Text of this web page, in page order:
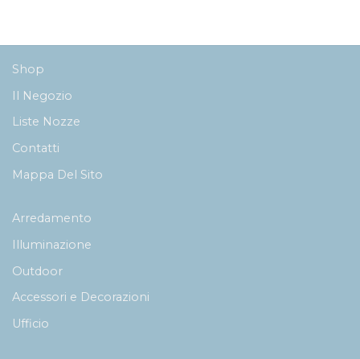
Shop
Il Negozio
Liste Nozze
Contatti
Mappa Del Sito
Arredamento
Illuminazione
Outdoor
Accessori e Decorazioni
Ufficio